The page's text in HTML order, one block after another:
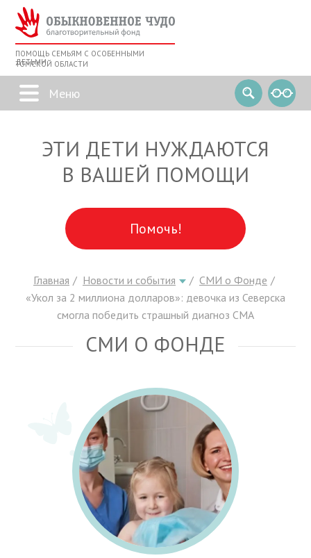
ПОМОЩЬ СЕМЬЯМ С ОСОБЕННЫМИ
ДЕТЬМИ
ТОМСКОЙ ОБЛАСТИ
ЭТИ ДЕТИ НУЖДАЮТСЯ
В ВАШЕЙ ПОМОЩИ
Помочь!
Главная Новости и события
СМИ о Фонде
«Укол за 2 миллиона долларов»: девочка из Северска
смогла победить страшный диагноз СМА
СМИ О ФОНДЕ